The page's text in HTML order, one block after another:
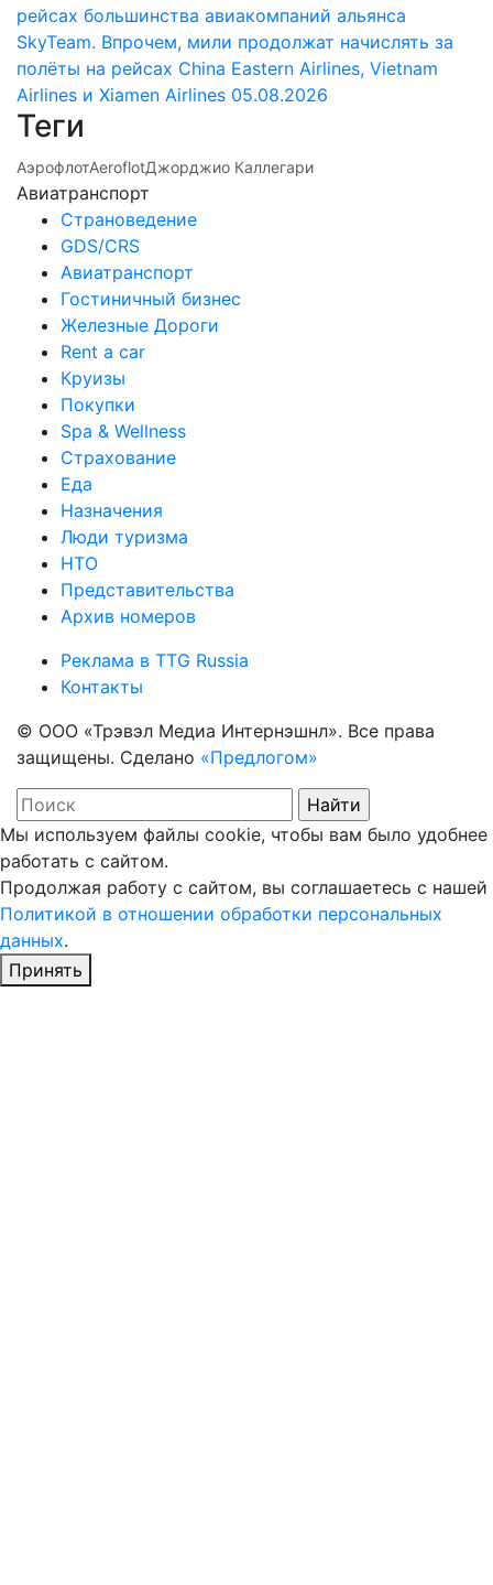
рейсах большинства авиакомпаний альянса
SkyTeam. Впрочем, мили продолжат начислять за
полёты на рейсах China Eastern Airlines, Vietnam
Airlines и Xiamen Airlines 05.08.2026
Теги
АэрофлотAeroflotДжорджио Каллегари
Авиатранспорт
Страноведение
GDS/CRS
Авиатранспорт
Гостиничный бизнес
Железные Дороги
Rent a car
Круизы
Покупки
Spa & Wellness
Страхование
Еда
Назначения
Люди туризма
НТО
Представительства
Архив номеров
Реклама в TTG Russia
Контакты
© ООО «Трэвэл Медиа Интернэшнл». Все права
защищены. Сделано «Предлогом»
Мы используем файлы cookie, чтобы вам было удобнее
работать с сайтом.
Продолжая работу с сайтом, вы соглашаетесь с нашей
Политикой в отношении обработки персональных
данных.
Принять